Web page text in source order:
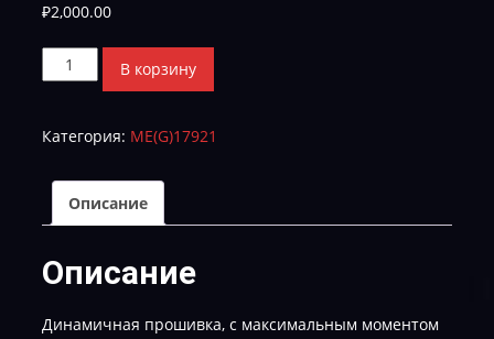
₽2,000.00
Количество
товара
CVN-
TUN-
E2
В корзину
Категория: МE(G)17921
Описание
Описание
Динамичная прошивка, с максимальным моментом